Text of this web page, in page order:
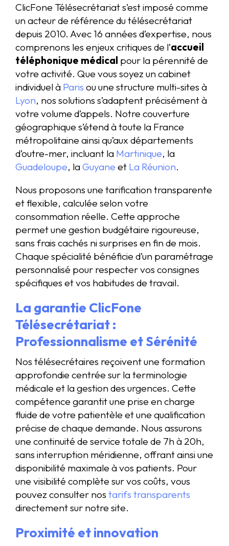
ClicFone Télésecrétariat s’est imposé comme
un acteur de référence du télésecrétariat
depuis 2010. Avec 16 années d’expertise, nous
comprenons les enjeux critiques de l’accueil
téléphonique médical pour la pérennité de
votre activité. Que vous soyez un cabinet
individuel à Paris ou une structure multi-sites à
Lyon, nos solutions s’adaptent précisément à
votre volume d’appels. Notre couverture
géographique s’étend à toute la France
métropolitaine ainsi qu’aux départements
d’outre-mer, incluant la Martinique, la
Guadeloupe, laGuyane et La Réunion.
Nous proposons une tarification transparente
et flexible, calculée selon votre
consommation réelle. Cette approche
permet une gestion budgétaire rigoureuse,
sans frais cachés ni surprises en fin de mois.
Chaque spécialité bénéficie d’un paramétrage
personnalisé pour respecter vos consignes
spécifiques et vos habitudes de travail.
La garantie ClicFone
Télésecrétariat :
Professionnalisme et Sérénité
Nos télésecrétaires reçoivent une formation
approfondie centrée sur la terminologie
médicale et la gestion des urgences. Cette
compétence garantit une prise en charge
fluide de votre patientèle et une qualification
précise de chaque demande. Nous assurons
une continuité de service totale de 7h à 20h,
sans interruption méridienne, offrant ainsi une
disponibilité maximale à vos patients. Pour
une visibilité complète sur vos coûts, vous
pouvez consulter nos tarifs transparents
directement sur notre site.
Proximité et innovation